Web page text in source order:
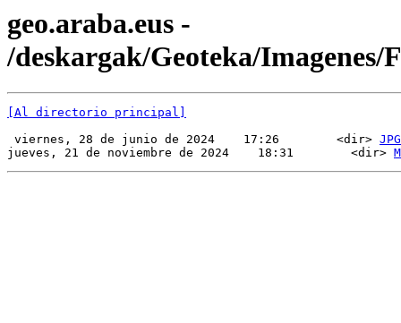
geo.araba.eus -
/deskargak/Geoteka/Imagenes/
[Al directorio principal]
viernes, 28 de junio de 2024    17:26        <dir> JPG
jueves, 21 de noviembre de 2024    18:31        <dir>